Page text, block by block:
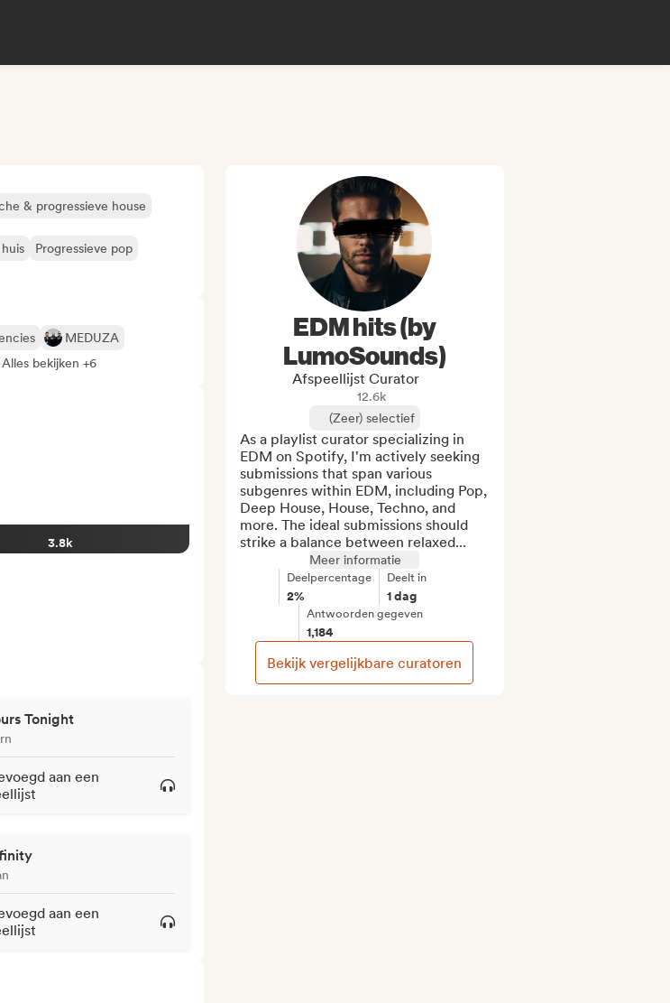
& progressieve house
Progressieve pop
MEDUZA
Alles bekijken +6
3.8k
Tonight
aan een
aan een
EDM hits (by
LumoSounds)
Afspeellijst Curator
12.6k
(Zeer) selectief
As a playlist curator specializing in
EDM on Spotify, I'm actively seeking
submissions that span various
subgenres within EDM, including Pop,
Deep House, House, Techno, and
more. The ideal submissions should
strike a balance between relaxed...
Meer informatie
Deelpercentage
2%
Deelt in
1 dag
Antwoorden gegeven
1,184
Bekijk vergelijkbare curatoren